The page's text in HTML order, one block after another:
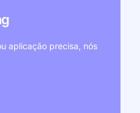
aplicação precisa, nós